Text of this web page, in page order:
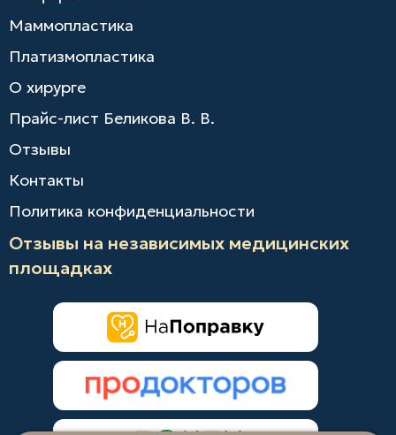
Маммопластика
Платизмопластика
О хирурге
Прайс-лист Беликова В. В.
Отзывы
Контакты
Политика конфиденциальности
Отзывы на независимых медицинских
площадках